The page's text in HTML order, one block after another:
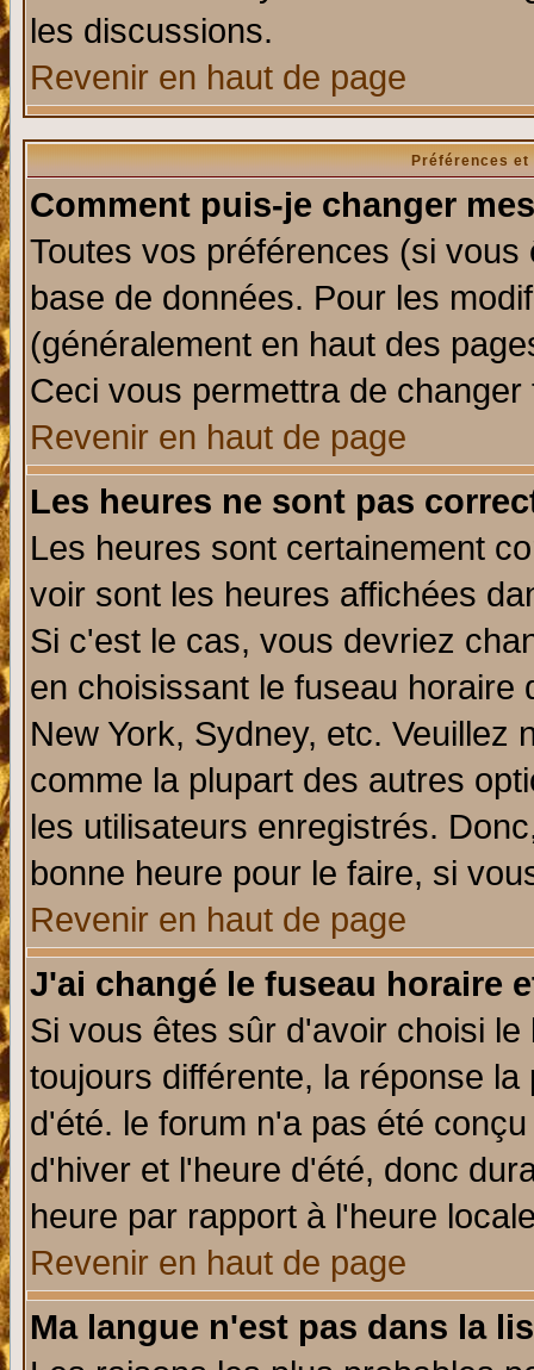
les discussions.
Revenir en haut de page
Préférences
Comment puis-je changer
Toutes vos préférences (si
base de données. Pour les
(généralement en haut des
Ceci vous permettra de
Revenir en haut de page
Les heures ne sont pas
Les heures sont certainement
voir sont les heures affichées
Si c'est le cas, vous devriez
en choisissant le fuseau
New York, Sydney, etc. Veuillez
comme la plupart des autres
les utilisateurs enregistrés.
bonne heure pour le faire, si
Revenir en haut de page
J'ai changé le fuseau horaire
Si vous êtes sûr d'avoir choisi
toujours différente, la réponse
d'été. le forum n'a pas été
d'hiver et l'heure d'été, donc
heure par rapport à l'heure
Revenir en haut de page
Ma langue n'est pas dans la